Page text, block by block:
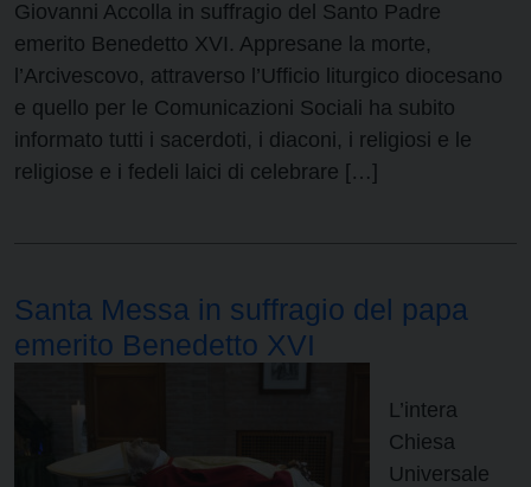
Giovanni Accolla in suffragio del Santo Padre
emerito Benedetto XVI. Appresane la morte,
l’Arcivescovo, attraverso l’Ufficio liturgico diocesano
e quello per le Comunicazioni Sociali ha subito
informato tutti i sacerdoti, i diaconi, i religiosi e le
religiose e i fedeli laici di celebrare […]
Santa Messa in suffragio del papa
emerito Benedetto XVI
L’intera
Chiesa
Universale